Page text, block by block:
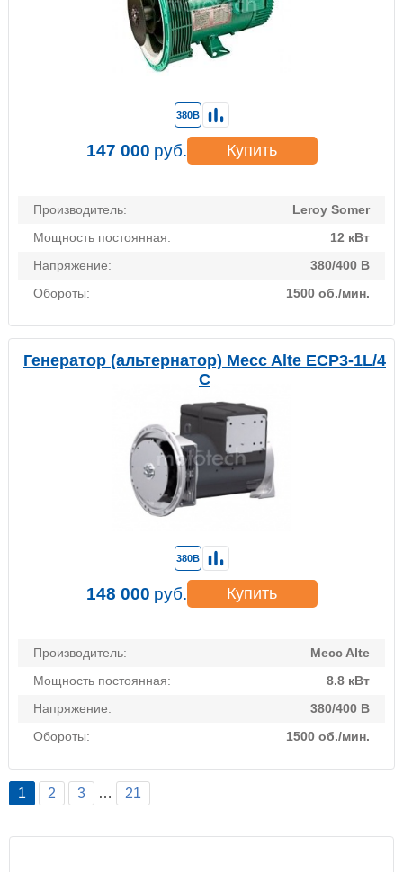
Производитель:
Leroy Somer
Мощность постоянная:
12 кВт
Напряжение:
380/400 В
Обороты:
1500 об./мин.
380В
147 000 руб. Купить
Генератор (альтернатор) Mecc Alte ECP3-1L/4
C
Производитель:
Mecc Alte
Мощность постоянная:
8.8 кВт
Напряжение:
380/400 В
Обороты:
1500 об./мин.
380В
148 000 руб. Купить
1 2 3 … 21